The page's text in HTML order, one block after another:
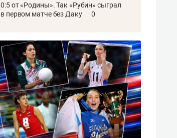
0:5 от «Родины». Так «Рубин» сыграл
в первом матче без Даку
0